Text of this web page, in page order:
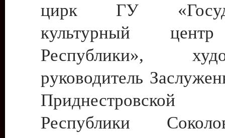
цирк ГУ
культурный
Республики»,
руководитель
Приднестровской
Республики